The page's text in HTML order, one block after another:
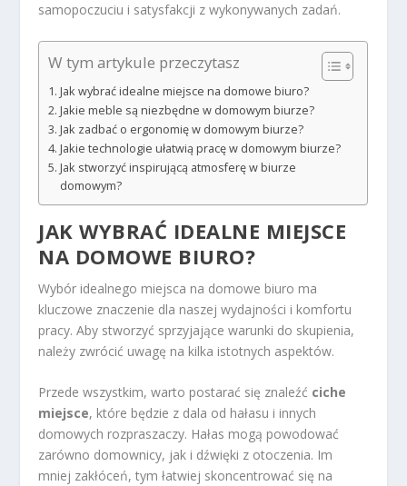
samopoczuciu i satysfakcji z wykonywanych zadań.
W tym artykule przeczytasz
Jak wybrać idealne miejsce na domowe biuro?
Jakie meble są niezbędne w domowym biurze?
Jak zadbać o ergonomię w domowym biurze?
Jakie technologie ułatwią pracę w domowym biurze?
Jak stworzyć inspirującą atmosferę w biurze
domowym?
JAK WYBRAĆ IDEALNE MIEJSCE
NA DOMOWE BIURO?
Wybór idealnego miejsca na domowe biuro ma
kluczowe znaczenie dla naszej wydajności i komfortu
pracy. Aby stworzyć sprzyjające warunki do skupienia,
należy zwrócić uwagę na kilka istotnych aspektów.
Przede wszystkim, warto postarać się znaleźć ciche
miejsce, które będzie z dala od hałasu i innych
domowych rozpraszaczy. Hałas mogą powodować
zarówno domownicy, jak i dźwięki z otoczenia. Im
mniej zakłóceń, tym łatwiej skoncentrować się na